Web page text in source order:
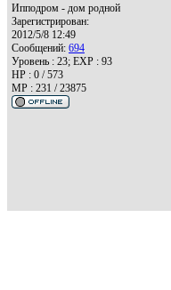
Ипподром - дом родной
Зарегистрирован:
2012/5/8 12:49
Сообщений: 694
Уровень : 23; EXP : 93
HP : 0 / 573
MP : 231 / 23875